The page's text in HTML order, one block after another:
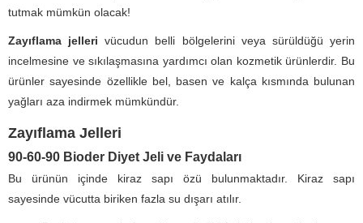
tutmak mümkün olacak!
Zayıflama jelleri vücudun belli bölgelerini veya sürüldüğü yerin
incelmesine ve sıkılaşmasına yardımcı olan kozmetik ürünlerdir. Bu
ürünler sayesinde özellikle bel, basen ve kalça kısmında bulunan
yağları aza indirmek mümkündür.
Zayıflama Jelleri
90-60-90 Bioder Diyet Jeli ve Faydaları
Bu ürünün içinde kiraz sapı özü bulunmaktadır. Kiraz sapı
sayesinde vücutta biriken fazla su dışarı atılır.